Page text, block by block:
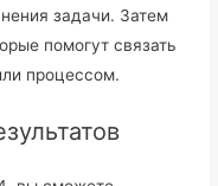
задачи. Затем
помогут связать
процессом.